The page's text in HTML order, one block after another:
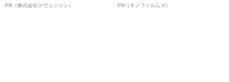
オイ”や“ベタつき”を解消す
PR（株式会社スヴェンソン）
ボ》
PR（キノフィルムズ）